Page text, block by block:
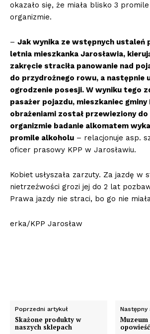
okazało się, że miała blisko 3
organizmie.
– Jak wynika ze wstępnych ustaleń
letnia mieszkanka Jarosławia,
zakręcie straciła panowanie nad
do przydrożnego rowu, a następnie
ogrodzenie posesji. W wyniku tego
pasażer pojazdu, mieszkaniec gminy
obrażeniami został przewieziony
organizmie badanie alkomatem
promile alkoholu – relacjonuje asp.
oficer prasowy KPP w Jarosławiu.
Kobiet usłyszała zarzuty. Za jazdę w
nietrzeźwości grozi jej do 2 lat
Prawa jazdy nie straci, bo go nie
erka/KPP Jarosław
Poprzedni artykuł
Skażone produkty w
naszych sklepach
Następny